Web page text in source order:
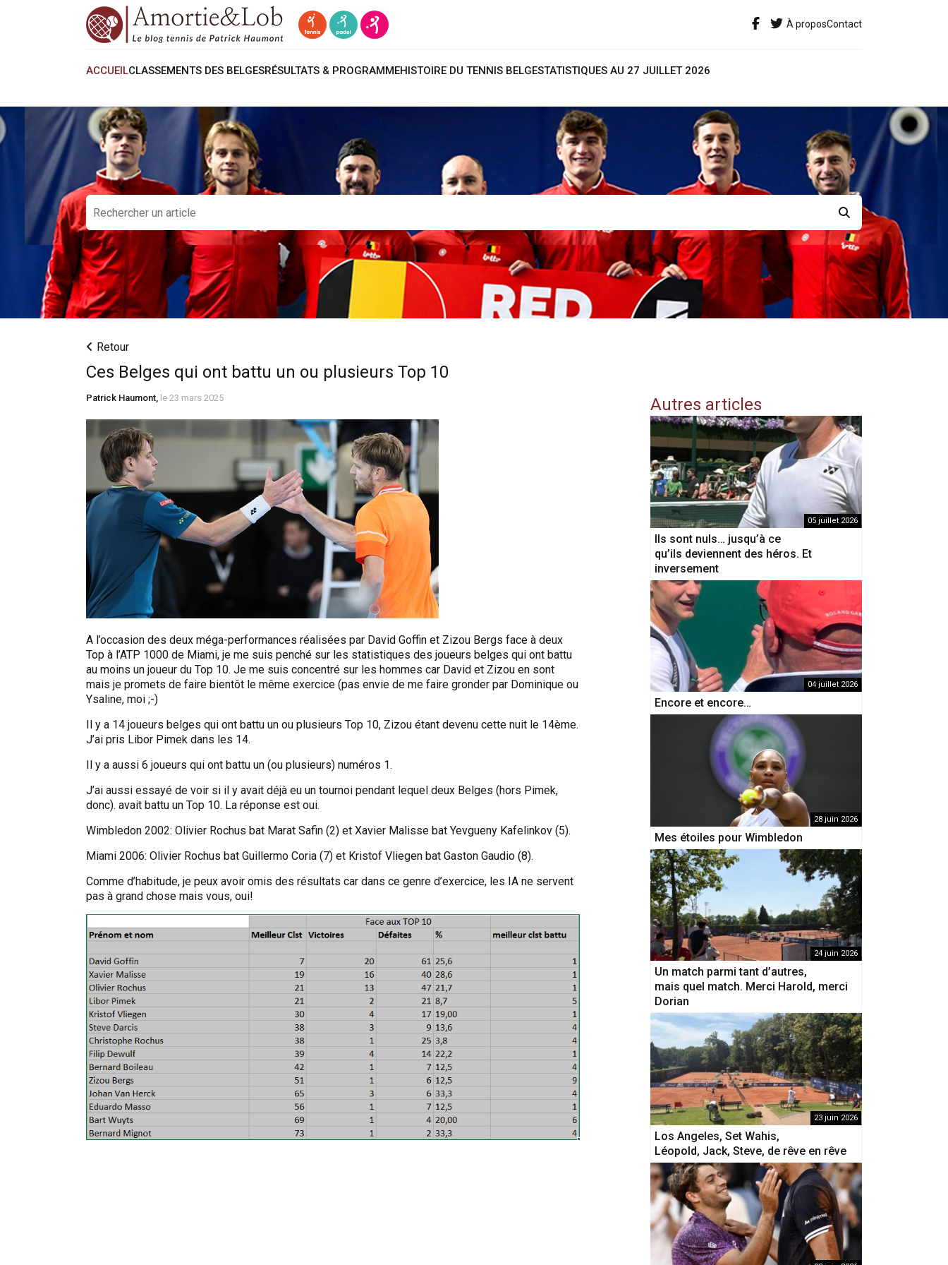
À proposContact
ACCUEILCLASSEMENTS DES BELGESRÉSULTATS & PROGRAMMEHISTOIRE DU TENNIS BELGESTATISTIQUES AU 27 JUILLET 2026
Retour
Ces Belges qui ont battu un ou plusieurs Top 10
Patrick Haumont, le 23 mars 2025
A l’occasion des deux méga-performances réalisées par David Goffin et Zizou Bergs face à deux
Top à l’ATP 1000 de Miami, je me suis penché sur les statistiques des joueurs belges qui ont battu
au moins un joueur du Top 10. Je me suis concentré sur les hommes car David et Zizou en sont
mais je promets de faire bientôt le même exercice (pas envie de me faire gronder par Dominique ou
Ysaline, moi ;-)
Il y a 14 joueurs belges qui ont battu un ou plusieurs Top 10, Zizou étant devenu cette nuit le 14ème.
J’ai pris Libor Pimek dans les 14.
Il y a aussi 6 joueurs qui ont battu un (ou plusieurs) numéros 1.
J’ai aussi essayé de voir si il y avait déjà eu un tournoi pendant lequel deux Belges (hors Pimek,
donc). avait battu un Top 10. La réponse est oui.
Wimbledon 2002: Olivier Rochus bat Marat Safin (2) et Xavier Malisse bat Yevgueny Kafelinkov (5).
Miami 2006: Olivier Rochus bat Guillermo Coria (7) et Kristof Vliegen bat Gaston Gaudio (8).
Comme d’habitude, je peux avoir omis des résultats car dans ce genre d’exercice, les IA ne servent
pas à grand chose mais vous, oui!
Autres articles
05 juillet 2026
Ils sont nuls… jusqu’à ce
qu’ils deviennent des héros. Et
inversement
04 juillet 2026
Encore et encore…
28 juin 2026
Mes étoiles pour Wimbledon
24 juin 2026
Un match parmi tant d’autres,
mais quel match. Merci Harold, merci
Dorian
23 juin 2026
Los Angeles, Set Wahis,
Léopold, Jack, Steve, de rêve en rêve